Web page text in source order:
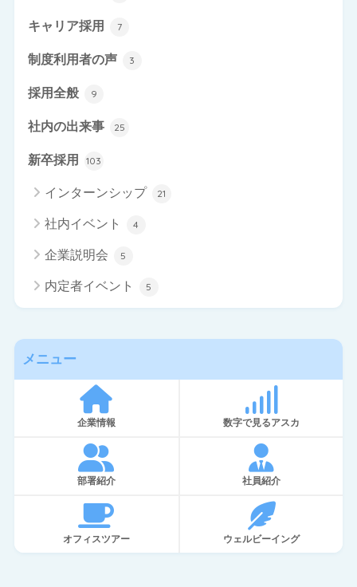
キャリア採用 7
制度利用者の声 3
採用全般 9
社内の出来事 25
新卒採用 103
インターンシップ 21
社内イベント 4
企業説明会 5
内定者イベント 5
メニュー
企業情報 数字で見るアスカ
部署紹介 社員紹介
オフィスツアー ウェルビーイング